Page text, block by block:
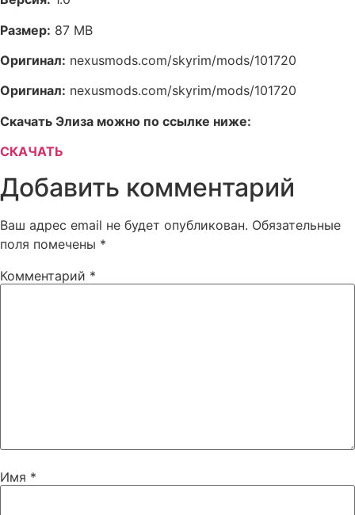
Размер: 87 MB
Оригинал: nexusmods.com/skyrim/mods/101720
Оригинал: nexusmods.com/skyrim/mods/101720
Скачать Элиза можно по ссылке ниже:
СКАЧАТЬ
Добавить комментарий
Ваш адрес email не будет опубликован. Обязательные
поля помечены *
Комментарий *
Имя *